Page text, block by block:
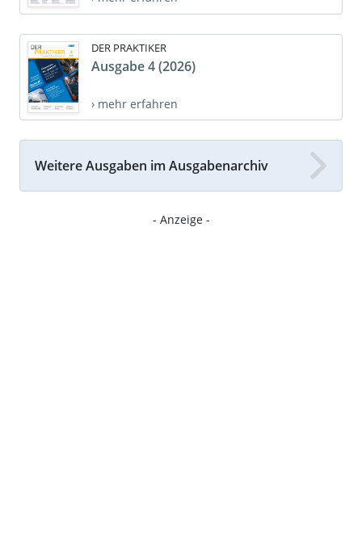
DER PRAKTIKER
Ausgabe 4 (2026)
› mehr erfahren
Weitere Ausgaben im Ausgabenarchiv
- Anzeige -